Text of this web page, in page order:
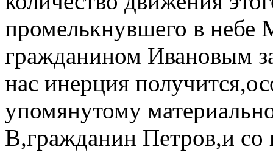
промелькнувшего в небе
гражданином Ивановым
нас инерция
упомянутому
В,гражданин Петров,и со